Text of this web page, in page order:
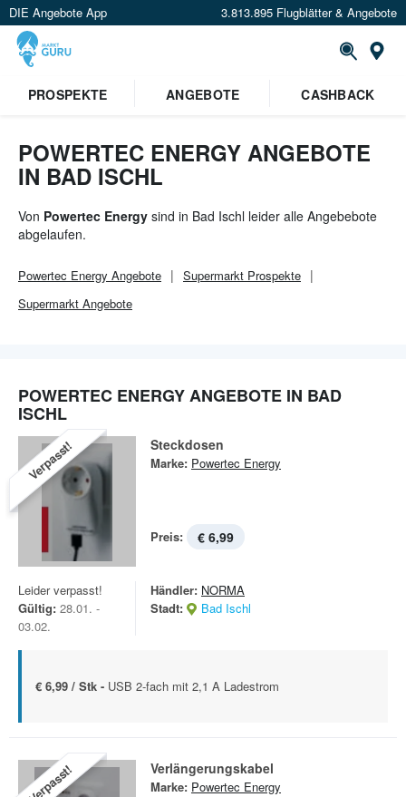
DIE Angebote App 3.813.895 Flugblätter & Angebote
PROSPEKTE
ANGEBOTE CASHBACK
POWERTEC ENERGY ANGEBOTE
IN BAD ISCHL
Von Powertec Energy sind in Bad Ischl leider alle Angebebote
abgelaufen.
Powertec Energy Angebote Supermarkt Prospekte
Supermarkt Angebote
POWERTEC ENERGY ANGEBOTE IN BAD
ISCHL
Verpasst! Steckdosen
Marke: Powertec Energy
Preis: € 6,99
Leider verpasst!
Gültig: 28.01. -
03.02.
Händler: NORMA
Stadt:
Bad Ischl
€ 6,99 / Stk - USB 2-fach mit 2,1 A Ladestrom
Verpasst! Verlängerungskabel
Marke: Powertec Energy